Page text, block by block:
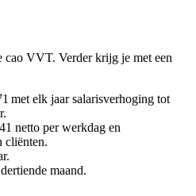
cao VVT. Verder krijg je met een
met elk jaar salarisverhoging tot
netto per werkdag en
cliënten.
maand.